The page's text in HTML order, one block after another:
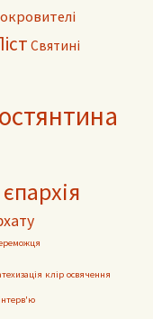
Святині
клір освячення